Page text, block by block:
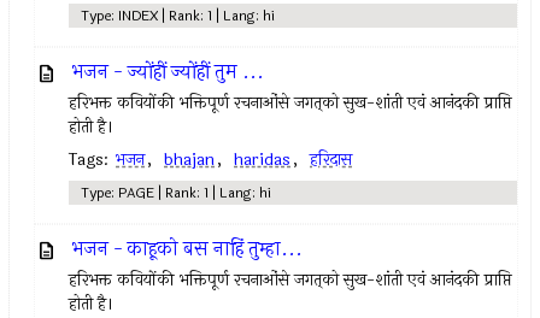
Type: INDEX | Rank: 1 | Lang: hi
भजन - ज्योंहीं ज्योंहीं तुम ...
हरिभक्त कवियोंकी भक्तिपूर्ण रचनाओंसे जगत्‌को सुख-शांती एवं आनंदकी प्राप्ति
होती है।
Tags: भजन, bhajan, haridas, हरिदास
Type: PAGE | Rank: 1 | Lang: hi
भजन - काहूको बस नाहिं तुम्हा...
हरिभक्त कवियोंकी भक्तिपूर्ण रचनाओंसे जगत्‌को सुख-शांती एवं आनंदकी प्राप्ति
होती है।